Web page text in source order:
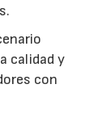
calidad y
con